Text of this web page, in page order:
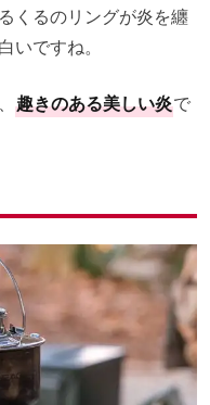
くるのリングが炎を纏
いですね。
趣きのある美しい炎で